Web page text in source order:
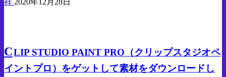
CLIP STUDIO PAINT PRO（クリップスタジオペ
イントプロ）をゲットして素材をダウンロードし